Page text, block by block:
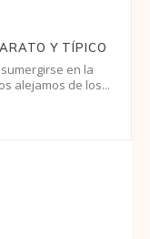
Y TÍPICO
en la
alejamos de los...